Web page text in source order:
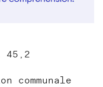
45,2
communale